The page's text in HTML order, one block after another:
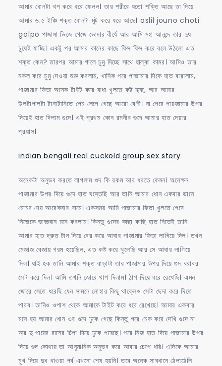
আমার ধোনটা খপ করে ধরে ফেলল। তার শরীরে যতো শক্তি আছে তা দিয়ে
আমার ৬.৫ ইঞ্চি শক্ত ধোনটা মুট করে ধরে আছে। oslil jouno choti
golpo পাজামা ভিজে গেজে ভোদার বীর্যে আর আমি মহা আনন্দে তার দুধ
চুষেই যাচ্ছি। একটু পর আমার কানের কাছে ফিস ফিস করে বলে উঠলো এত
শক্ত কেন? তারপর আমার গালে চুমু দিচ্ছে সাথে হাল্কা কামর। আমিও তার
নকল করে চুমু দেওয়া শুরু করলাম, খানিক পরে পাজামার দিকে হাত বারালাম,
পাজামার ফিতা অনেক টাইট করে বাধা খুলতে কষ্ট হছে, আর আমার
উলটাপালটা টানাটানিতে পেচ লেগে গেছে আরো বেশী। না পেরে পায়জামার উপর
দিয়েই হাত দিলাম গুদে। এই প্রথম কোন রমনীর গুদে আমার হাত দেয়ার
প্রয়াস।
indian bengali real cuckold group sex story
অনেকটা অনুভব করতে লাগলাম গুদ কি রকম আর ধরতে কেমন। অনেক্ষন
পাজামার উপর দিয়ে গুদে হাত ঘস্তেছি আর তানি আমার ধোন একবার ডানে
মোচর দেয় আরেকবার বামে। একসময় আমি পাজামার ফিতা খুলতে পেরে
নিজেকে ভাজ্ঞবান মনে করলাম। কিন্তু গুদের কাছা কাছি হাত নিতেই তানি
আমার হাত দ্রুত টান দিয়ে বের করে আবার পাজামার ফিতা লাগিয়ে দিল। তখন
মেজাজ বেজায় গরম হয়েছিল, এত কষ্ট করে খুলেছি আর সে আবার লাগিয়ে
দিল। যাই হক তানি আমার শক্ত বাড়াটা তার পাজামার উপর দিয়ে গুদ বরাবর
সেট করে দিল। আমি তখনি জোরে থাপ দিলাম। ঠাপ দিয়ে ধরে রেখেছি। এমন
জোরে সেতে ধরেছি যেন সামনে লোহার কিছু থাক্লেও সেটা ছেদা করে দিতে
পারব। তানিও ওপাশ থেকে আমাকে টাইট করে ধরে রেখেছে। আমার একবার
মনে হয় আমার ধোন ওর গুদে ঢুকে গেছে কিন্তু পরে চেক করে দেখি গুদে না
অর দু পায়ের রানের চিপা দিয়ে ঢুকে পরেছে। পরে নিজ হাত দিয়ে পাজামার উপর
দিয়ে গুদ কোথায় তা আনুমানিক অনুভব করে আবার চেপে ধরি। এদিকে আমার
মুখ দিয়ে দুধ খাওয়া পর্ব এখনো শেষ হয়নি। তবে অনেক সাবধানে ঠেলাঠেলি